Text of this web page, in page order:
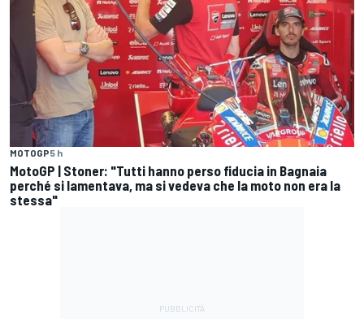
MOTOGP5 h
MotoGP | Stoner: "Tutti hanno perso fiducia in Bagnaia
perché si lamentava, ma si vedeva che la moto non era la
stessa"